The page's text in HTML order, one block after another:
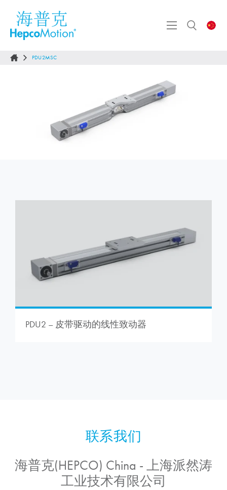
PDU2MSC
PDU2 – 皮带驱动的线性致动器
海普克(HEPCO) China - 上海派然涛
工业技术有限公司